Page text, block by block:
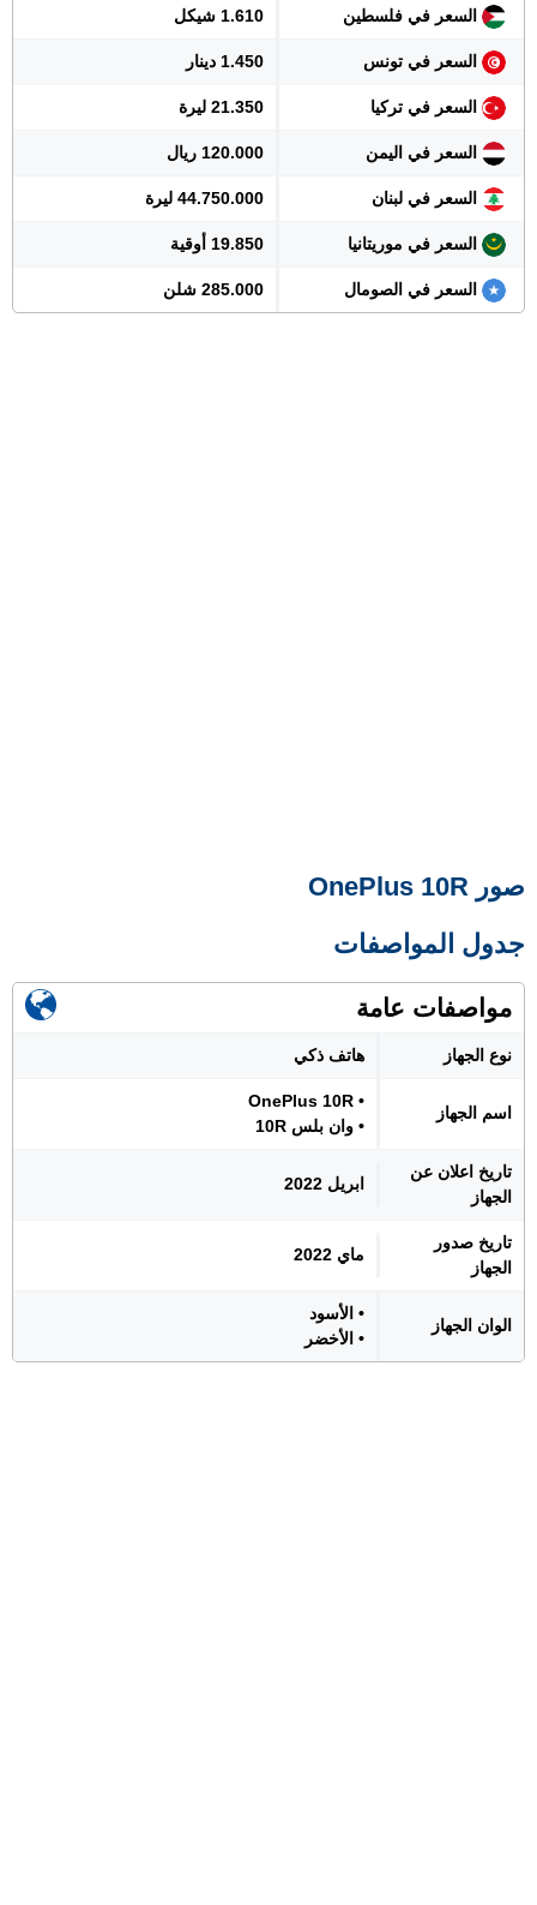
السعر في فلسطين 1.610 شيكل
السعر في تونس 1.450 دينار
السعر في تركيا 21.350 ليرة
السعر في اليمن 120.000 ريال
السعر في لبنان 44.750.000 ليرة
السعر في موريتانيا 19.850 أوقية
السعر في الصومال 285.000 شلن
صور OnePlus 10R
جدول المواصفات
مواصفات عامة
نوع الجهاز هاتف ذكي
اسم الجهاز
• OnePlus 10R
• وان بلس 10R
تاريخ اعلان عن
الجهاز
ابريل 2022
تاريخ صدور
الجهاز
ماي 2022
الوان الجهاز
• الأسود
• الأخضر